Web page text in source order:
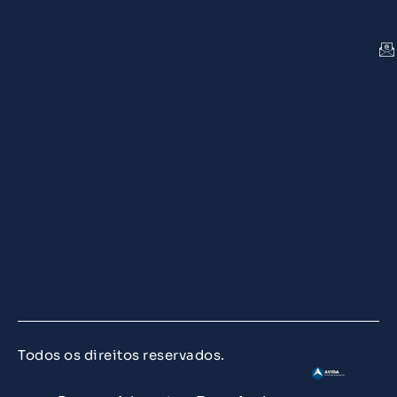
Todos os direitos reservados.